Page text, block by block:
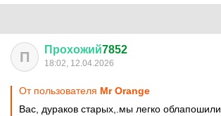
П Прохожий7852
18:02, 12.04.2026
От пользователя Мr Orange
Вас, дураков старых,.мы легко облапошили.